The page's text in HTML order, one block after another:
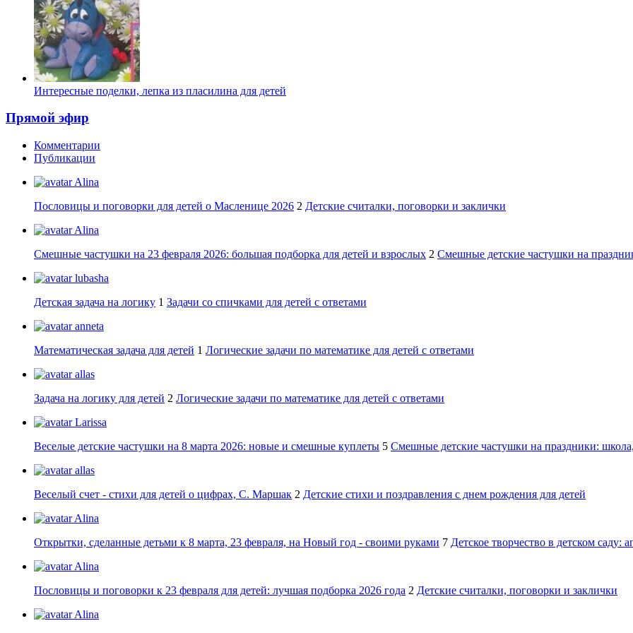
Интересные поделки, лепка из пласилина для детей
Прямой эфир
Комментарии
Публикации
Alina
Пословицы и поговорки для детей о Масленице 2026 2 Детские считалки, поговорки и заклички
Alina
Смешные частушки на 23 февраля 2026: большая подборка для детей и взрослых 2 Смешные детские частушки на
lubasha
Детская задача на логику 1 Задачи со спичками для детей с ответами
anneta
Математическая задача для детей 1 Логические задачи по математике для детей с ответами
allas
Задача на логику для детей 2 Логические задачи по математике для детей с ответами
Larissa
Веселые детские частушки на 8 марта 2026: новые и смешные куплеты 5 Смешные детские частушки на праздники:
allas
Веселый счет - стихи для детей о цифрах, С. Маршак 2 Детские стихи и поздравления с днем рождения для детей
Alina
Открытки, сделанные детьми к 8 марта, 23 февраля, на Новый год - своими руками 7 Детское творчество в детском саду:
Alina
Пословицы и поговорки к 23 февраля для детей: лучшая подборка 2026 года 2 Детские считалки, поговорки и заклички
Alina